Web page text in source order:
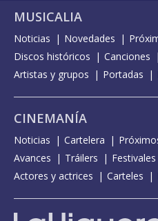
MUSICALIA
Noticias Novedades
Discos históricos
Canciones
Artistas y grupos
Portadas
CINEMANÍA
Noticias Cartelera
Avances
Tráilers
Actores y actrices
Carteles